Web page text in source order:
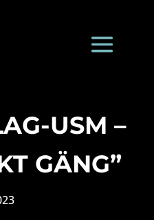
USM –
GÄNG”